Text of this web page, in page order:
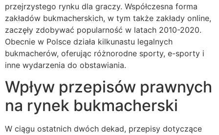
przejrzystego rynku dla graczy. Współczesna forma
zakładów bukmacherskich, w tym także zakłady online,
zaczęły zdobywać popularność w latach 2010-2020.
Obecnie w Polsce działa kilkunastu legalnych
bukmacherów, oferując różnorodne sporty, e-sporty i
inne wydarzenia do obstawiania.
Wpływ przepisów prawnych
na rynek bukmacherski
W ciągu ostatnich dwóch dekad, przepisy dotyczące